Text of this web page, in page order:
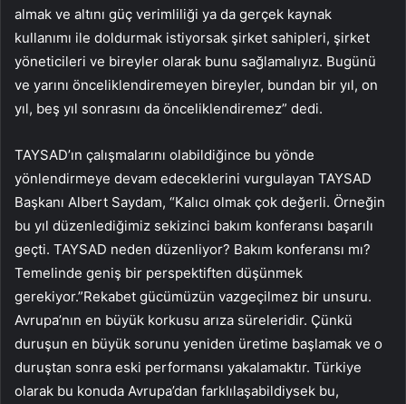
almak ve altını güç verimliliği ya da gerçek kaynak
kullanımı ile doldurmak istiyorsak şirket sahipleri, şirket
yöneticileri ve bireyler olarak bunu sağlamalıyız. Bugünü
ve yarını önceliklendiremeyen bireyler, bundan bir yıl, on
yıl, beş yıl sonrasını da önceliklendiremez” dedi.
TAYSAD’ın çalışmalarını olabildiğince bu yönde
yönlendirmeye devam edeceklerini vurgulayan TAYSAD
Başkanı Albert Saydam, “Kalıcı olmak çok değerli. Örneğin
bu yıl düzenlediğimiz sekizinci bakım konferansı başarılı
geçti. TAYSAD neden düzenliyor? Bakım konferansı mı?
Temelinde geniş bir perspektiften düşünmek
gerekiyor.”Rekabet gücümüzün vazgeçilmez bir unsuru.
Avrupa’nın en büyük korkusu arıza süreleridir. Çünkü
duruşun en büyük sorunu yeniden üretime başlamak ve o
duruştan sonra eski performansı yakalamaktır. Türkiye
olarak bu konuda Avrupa’dan farklılaşabildiysek bu,